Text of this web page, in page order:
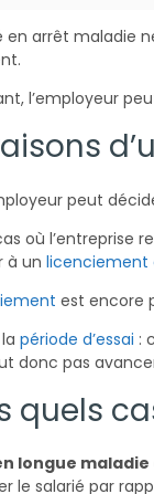
en arrêt maladie
l’employeur
peut
où l’entreprise
à un licenciement
est encore
période d’essai :
donc pas
quels
longue
le salarié par